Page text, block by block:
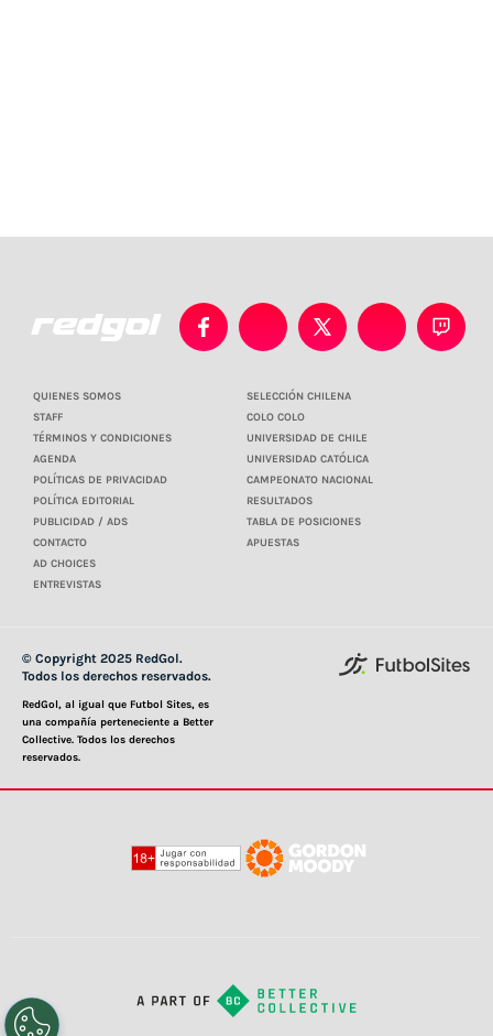
QUIENES SOMOS
STAFF
TÉRMINOS Y CONDICIONES
AGENDA
POLÍTICAS DE PRIVACIDAD
POLÍTICA EDITORIAL
PUBLICIDAD / ADS
CONTACTO
AD CHOICES
ENTREVISTAS
SELECCIÓN CHILENA
COLO COLO
UNIVERSIDAD DE CHILE
UNIVERSIDAD CATÓLICA
CAMPEONATO NACIONAL
RESULTADOS
TABLA DE POSICIONES
APUESTAS
© Copyright 2025 RedGol.
Todos los derechos reservados.
RedGol, al igual que Futbol Sites, es
una compañía perteneciente a Better
Collective. Todos los derechos
reservados.